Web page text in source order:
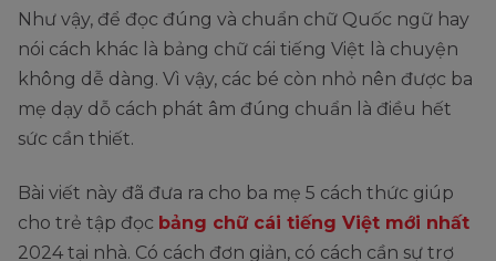
Như vậy, để đọc đúng và chuẩn chữ Quốc ngữ hay
nói cách khác là bảng chữ cái tiếng Việt là chuyện
không dễ dàng. Vì vậy, các bé còn nhỏ nên được ba
mẹ dạy dỗ cách phát âm đúng chuẩn là điều hết
sức cần thiết.
Bài viết này đã đưa ra cho ba mẹ 5 cách thức giúp
cho trẻ tập đọc bảng chữ cái tiếng Việt mới nhất
2024 tại nhà. Có cách đơn giản, có cách cần sự trợ